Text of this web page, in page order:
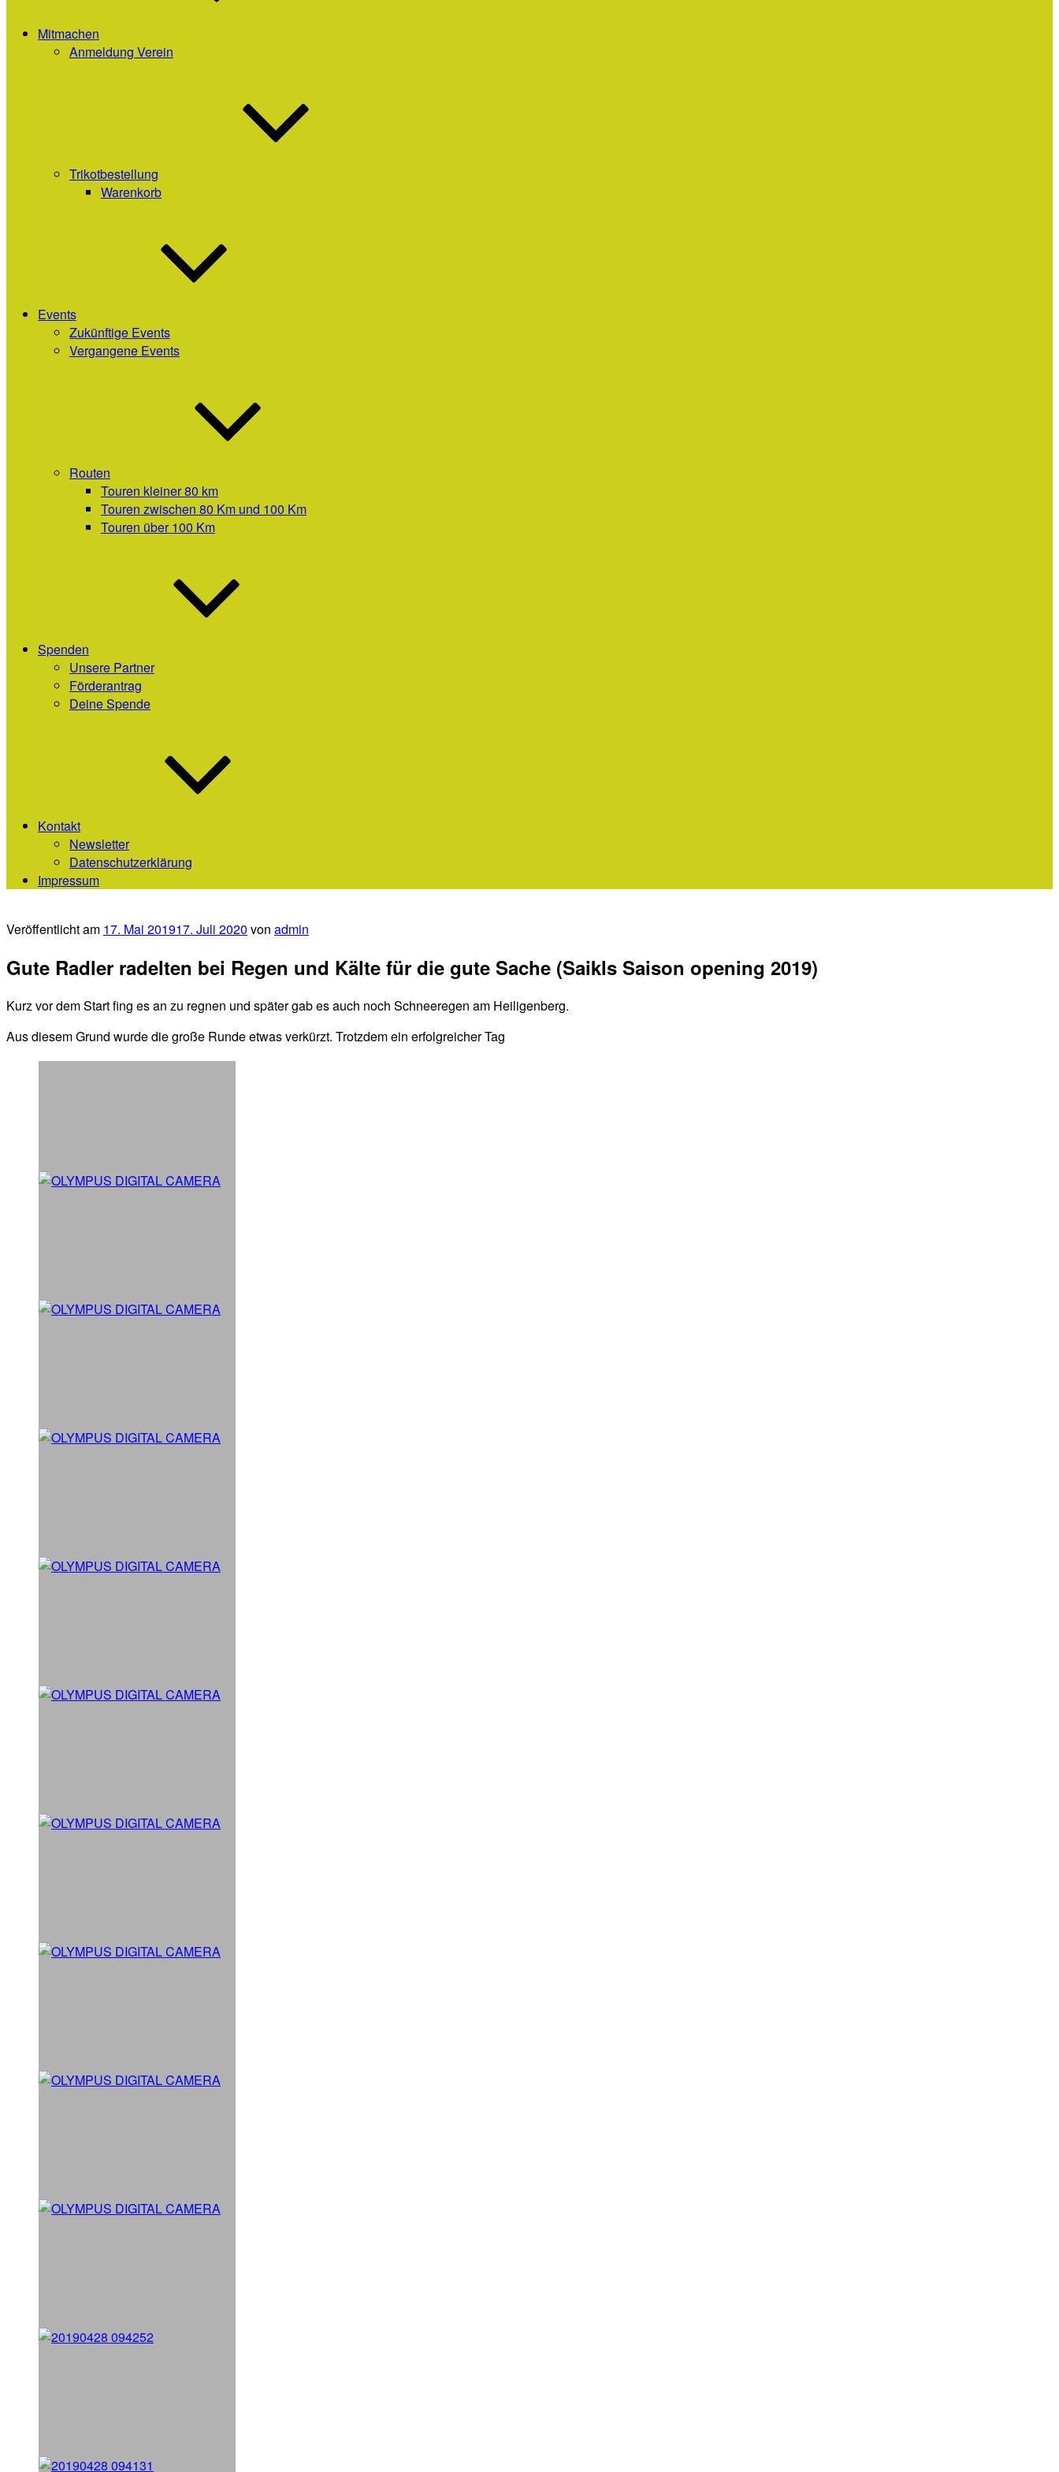
Mitmachen
Anmeldung Verein
Trikotbestellung
Warenkorb
Events
Zukünftige Events
Vergangene Events
Routen
Touren kleiner 80 km
Touren zwischen 80 Km und 100 Km
Touren über 100 Km
Spenden
Unsere Partner
Förderantrag
Deine Spende
Kontakt
Newsletter
Datenschutzerklärung
Impressum
Veröffentlicht am 17. Mai 201917. Juli 2020 von admin
Gute Radler radelten bei Regen und Kälte für die gute Sache (Saikls Saison opening 2019)
Kurz vor dem Start fing es an zu regnen und später gab es auch noch Schneeregen am Heiligenberg.
Aus diesem Grund wurde die große Runde etwas verkürzt. Trotzdem ein erfolgreicher Tag